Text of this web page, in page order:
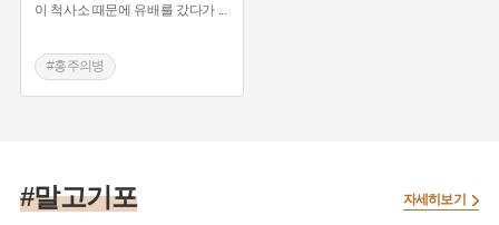
이 척사소 때문에 유배를 갔다가 ...
#홍주의병
#동학농민운동
#말고기포 자세히보기